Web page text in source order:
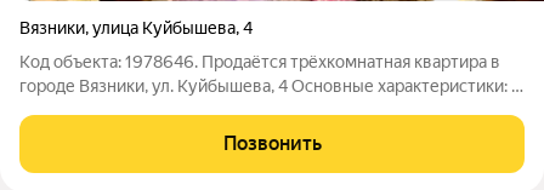
Вязники,улица Куйбышева,4
Код объекта: 1978646. Продаётся трёхкомнатная квартира в
городе Вязники, ул. Куйбышева, 4 Основные характеристики: -
5 из 5. - Общая площадь: 51,5 кв. м. - Жилая площадь: 36 кв. м. -
Позвонить